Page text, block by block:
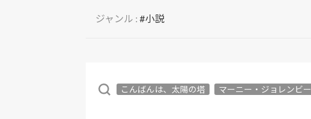
ジャンル : #小説
こんばんは、太陽の塔 マーニー・ジョレンビー